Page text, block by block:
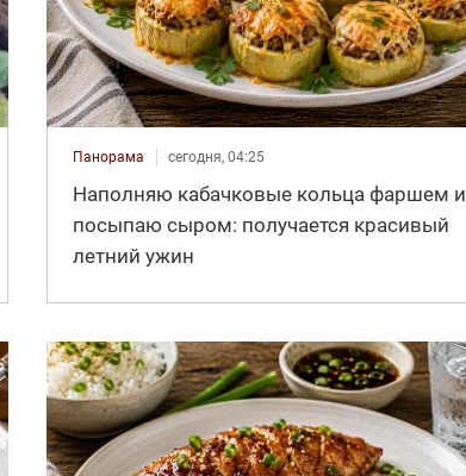
Панорама сегодня, 04:25
Наполняю кабачковые кольца фаршем и
посыпаю сыром: получается красивый
летний ужин